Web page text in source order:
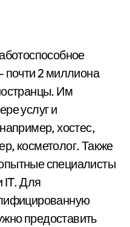
почти 2 миллиона
Им
услуг и
хостес,
косметолог. Также
специалисты
IT. Для
предоставить